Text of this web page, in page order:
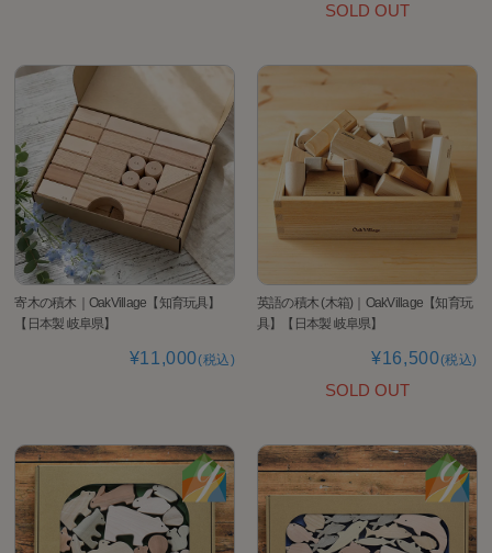
SOLD OUT
寄木の積木｜OakVillage【知育玩具】
【日本製 岐阜県】
¥11,000(税込)
英語の積木 (木箱)｜OakVillage【知育玩
具】【日本製 岐阜県】
¥16,500(税込)
SOLD OUT